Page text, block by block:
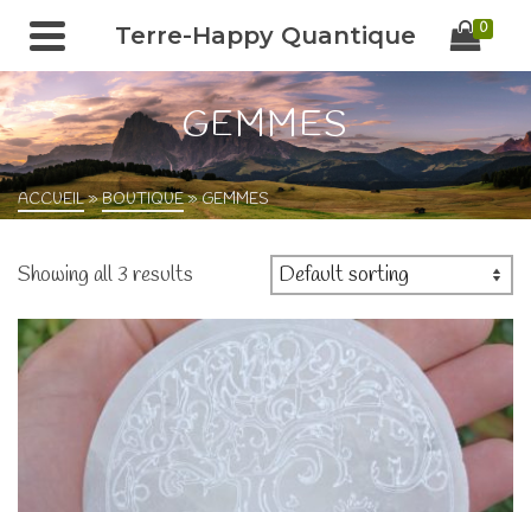
Terre-Happy Quantique 0
GEMMES
ACCUEIL»BOUTIQUE»GEMMES
Showing all 3 results